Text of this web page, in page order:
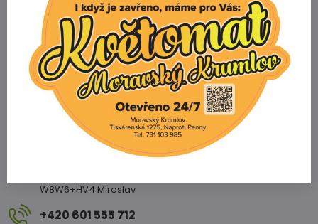
Prodejna Miroslav
nám​. Svobody 20/20
W8W6+HV4 Miroslav
+420 601 555 712